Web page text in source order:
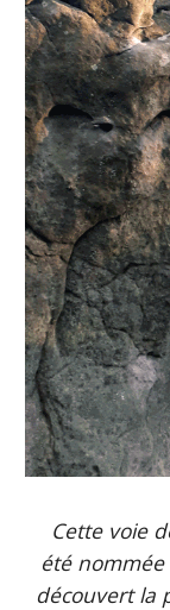
Cette voie
été nommée
découvert la